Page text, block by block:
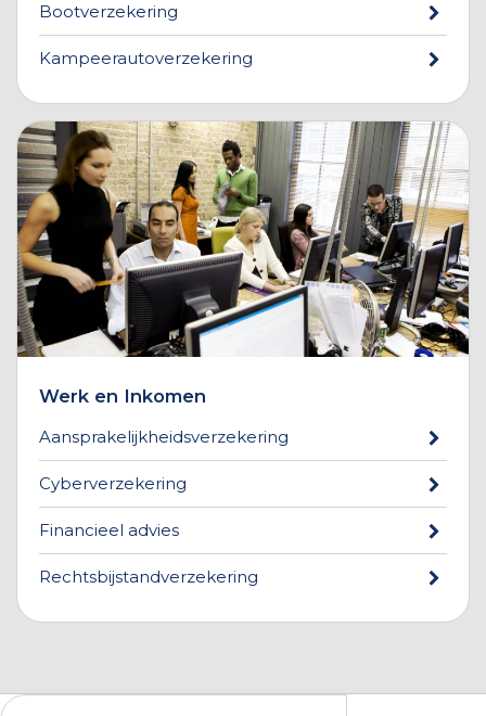
Bootverzekering
Kampeerautoverzekering
Werk en Inkomen
Aansprakelijkheidsverzekering
Cyberverzekering
Financieel advies
Rechtsbijstandverzekering